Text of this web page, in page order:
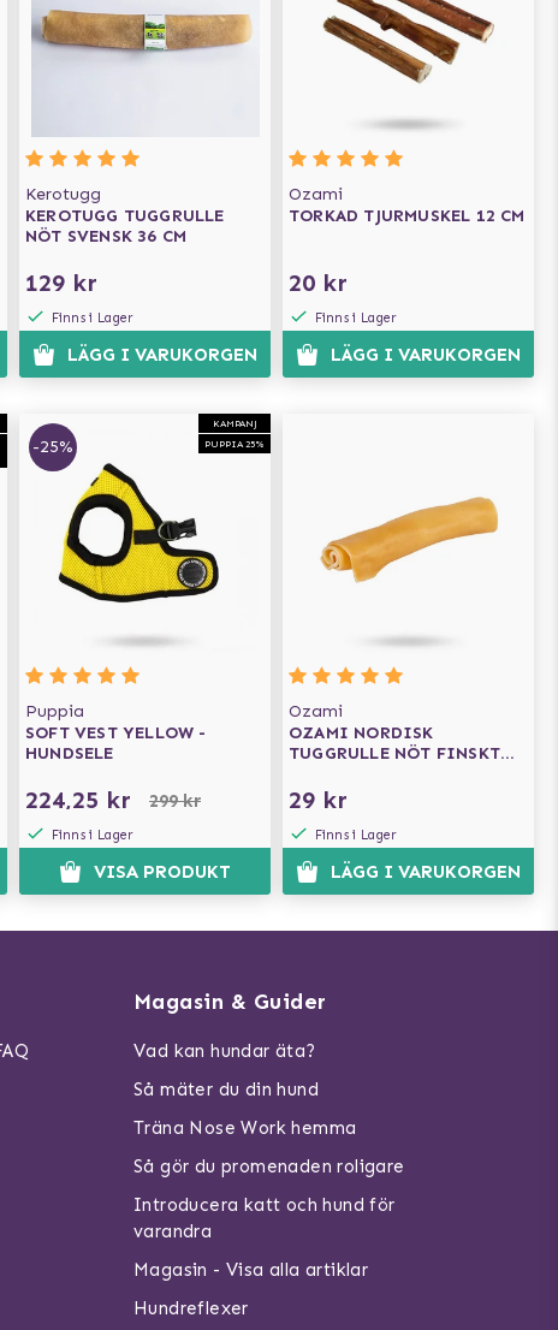
Kerotugg
KEROTUGG TUGGRULLE
NÖT SVENSK 36 CM
129 kr
Finns i Lager
LÄGG I VARUKORGEN
Ozami
TORKAD TJURMUSKEL 12 CM
20 kr
Finns i Lager
LÄGG I VARUKORGEN
KAMPANJ
PUPPIA 25%
-25%
Puppia
SOFT VEST YELLOW -
HUNDSELE
224,25 kr 299 kr
Finns i Lager
VISA PRODUKT
Ozami
OZAMI NORDISK
TUGGRULLE NÖT FINSKT
29 kr
Finns i Lager
LÄGG I VARUKORGEN
Magasin & Guider
Vad kan hundar äta?
Så mäter du din hund
Träna Nose Work hemma
Så gör du promenaden roligare
Introducera katt och hund för
varandra
Magasin - Visa alla artiklar
Hundreflexer